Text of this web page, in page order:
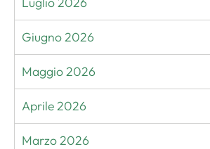
Giugno 2026
Maggio 2026
Aprile 2026
Marzo 2026